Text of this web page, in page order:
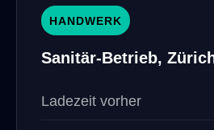
HANDWERK
Sanitär-Betrieb,
Ladezeit vorher